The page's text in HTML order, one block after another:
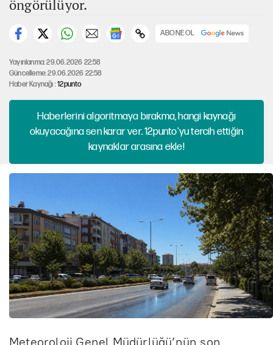
öngörülüyor.
ABONE OL
Yayınlanma: 29.06.2026 22:58
Güncelleme: 29.06.2026 22:58
Haber Kaynağı :12punto
Haberlerini algoritmaya bırakma, hangi kaynağı
okuyacağına sen karar ver. 12punto'yu tercih ettiğin
kaynaklar arasına ekle!
Meteoroloji Genel Müdürlüğü’nün son